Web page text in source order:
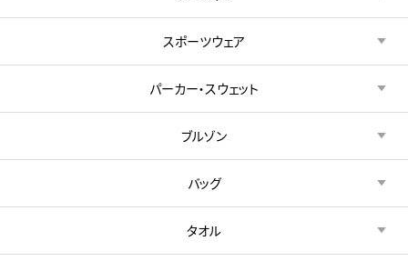
スポーツウェア
パーカー・スウェット
ブルゾン
バッグ
タオル